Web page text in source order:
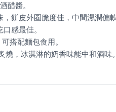
燒，冰淇淋的奶香味能中和酒味。